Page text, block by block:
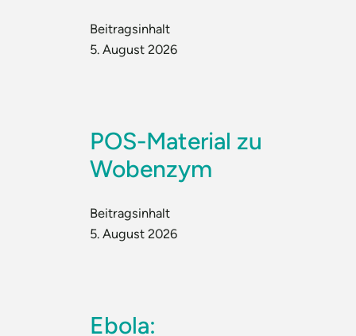
Beitragsinhalt
5. August 2026
POS-Material zu
Wobenzym
Beitragsinhalt
5. August 2026
Ebola: